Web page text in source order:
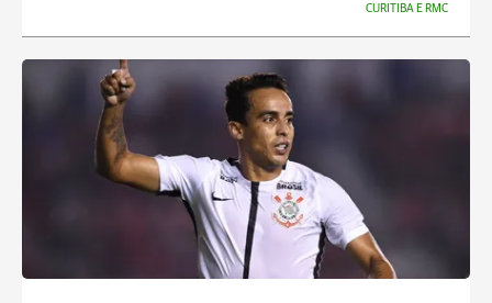
CURITIBA E RMC